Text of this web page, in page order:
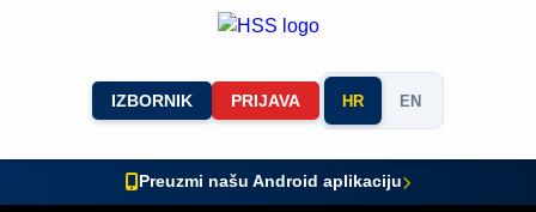
IZBORNIK PRIJAVA HR EN
Preuzmi našu Android aplikaciju